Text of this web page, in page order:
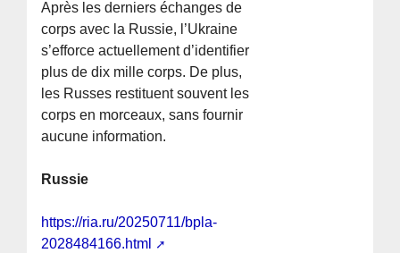
Après les derniers échanges de
corps avec la Russie, l’Ukraine
s’efforce actuellement d’identifier
plus de dix mille corps. De plus,
les Russes restituent souvent les
corps en morceaux, sans fournir
aucune information.
Russie
https://ria.ru/20250711/bpla-
2028484166.html